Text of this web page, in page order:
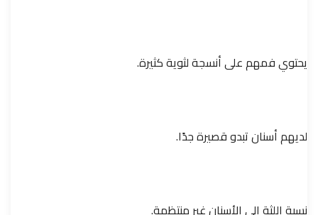
يحتوي فمهم على أنسجة لثوية كثيرة.
لديهم أسنان تبدو قصيرة جدًا.
نسبة اللثة إلى الأسنان غير منتظمة.